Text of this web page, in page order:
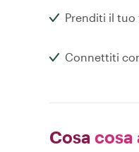
Prenditi il
Connettiti
Cosa cosa